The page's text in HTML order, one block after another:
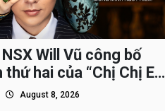
Will Vũ công bố
hai của “Chị Chị Em
August 8, 2026